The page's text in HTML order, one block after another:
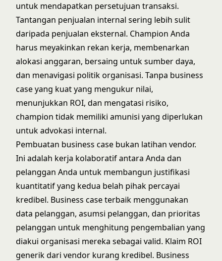
untuk mendapatkan persetujuan transaksi.
Tantangan penjualan internal sering lebih sulit
daripada penjualan eksternal. Champion Anda
harus meyakinkan rekan kerja, membenarkan
alokasi anggaran, bersaing untuk sumber daya,
dan menavigasi politik organisasi. Tanpa business
case yang kuat yang mengukur nilai,
menunjukkan ROI, dan mengatasi risiko,
champion tidak memiliki amunisi yang diperlukan
untukadvokasi internal.
Pembuatan business case bukan latihan vendor.
Ini adalah kerja kolaboratif antara Anda dan
pelanggan Anda untuk membangun justifikasi
kuantitatif yang kedua belah pihak percayai
kredibel. Business case terbaik menggunakan
data pelanggan, asumsi pelanggan, dan prioritas
pelanggan untuk menghitung pengembalian yang
diakui organisasi mereka sebagai valid. Klaim ROI
generik dari vendor kurang kredibel. Business